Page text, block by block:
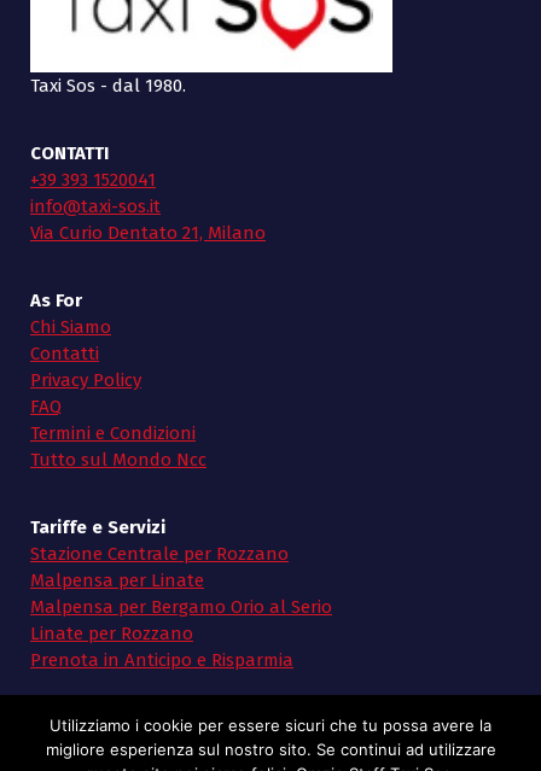
Taxi Sos - dal 1980.
CONTATTI
+39 393 1520041
info@taxi-sos.it
Via Curio Dentato 21, Milano
As For
Chi Siamo
Contatti
Privacy Policy
FAQ
Termini e Condizioni
Tutto sul Mondo Ncc
Tariffe e Servizi
Stazione Centrale per Rozzano
Malpensa per Linate
Malpensa per Bergamo Orio al Serio
Linate per Rozzano
Prenota in Anticipo e Risparmia
Utilizziamo i cookie per essere sicuri che tu possa avere la
migliore esperienza sul nostro sito. Se continui ad utilizzare